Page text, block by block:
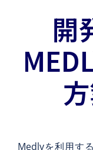
開
Medlyを利用す